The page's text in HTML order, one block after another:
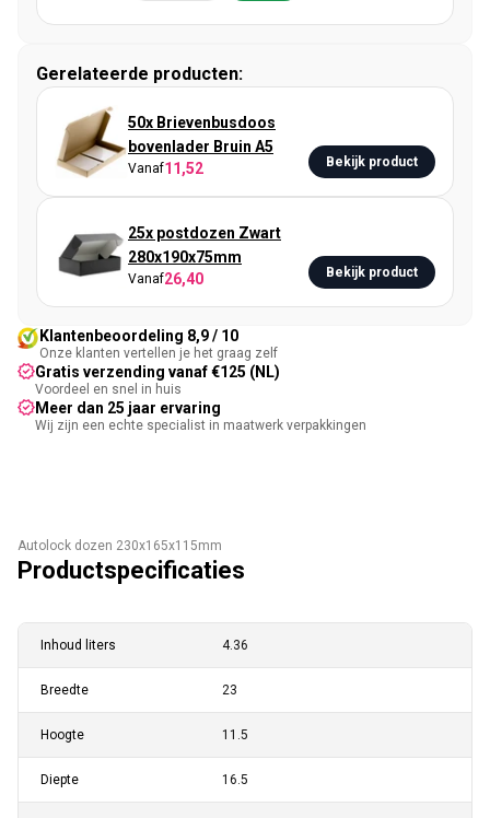
Gerelateerde producten:
50x Brievenbusdoos
bovenlader Bruin A5
Vanaf11,52 Bekijk product
25x postdozen Zwart
280x190x75mm
Vanaf26,40 Bekijk product
Klantenbeoordeling 8,9 / 10
Onze klanten vertellen je het graag zelf
Gratis verzending vanaf €125 (NL)
Voordeel en snel in huis
Meer dan 25 jaar ervaring
Wij zijn een echte specialist in maatwerk verpakkingen
Autolock dozen 230x165x115mm
Productspecificaties
Inhoud liters 4.36
Breedte 23
Hoogte 11.5
Diepte 16.5